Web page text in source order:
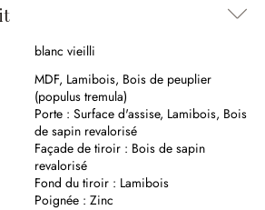
blanc vieilli
MDF, Lamibois, Bois de peuplier
(populus tremula)
Porte : Surface d'assise, Lamibois, Bois
de sapin revalorisé
Façade de tiroir : Bois de sapin
revalorisé
Fond du tiroir : Lamibois
Poignée : Zinc